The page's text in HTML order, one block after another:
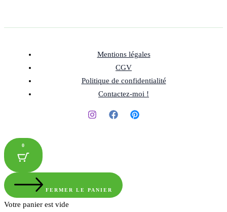
Mentions légales
CGV
Politique de confidentialité
Contactez-moi !
0
FERMER LE PANIER
Votre panier est vide